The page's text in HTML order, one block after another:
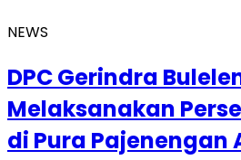
NEWS
DPC Gerindra
Melaksanakan
di Pura Pajenengan